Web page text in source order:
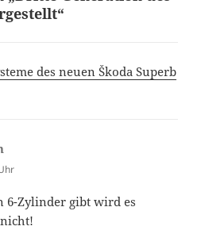
des neuen Škoda Superb
6-Zylinder gibt wird es